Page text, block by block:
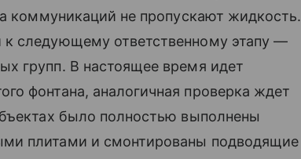
коммуникаций не пропускают жидкость.
к следующему ответственному этапу —
групп. В настоящее время идет
фонтана, аналогичная проверка ждет
было полностью выполнены
плитами и смонтированы подводящие